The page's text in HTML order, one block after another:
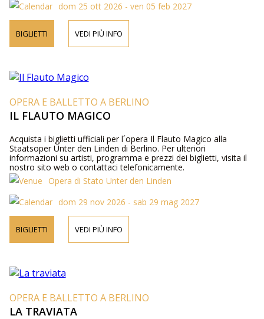
dom 25 ott 2026 - ven 05 feb 2027
BIGLIETTI VEDI PIÙ INFO
OPERA E BALLETTO A BERLINO
IL FLAUTO MAGICO
Acquista i biglietti ufficiali per l´opera Il Flauto Magico alla
Staatsoper Unter den Linden di Berlino. Per ulteriori
informazioni su artisti, programma e prezzi dei biglietti, visita il
nostro sito web o contattaci telefonicamente.
Opera di Stato Unter den Linden
dom 29 nov 2026 - sab 29 mag 2027
BIGLIETTI VEDI PIÙ INFO
OPERA E BALLETTO A BERLINO
LA TRAVIATA